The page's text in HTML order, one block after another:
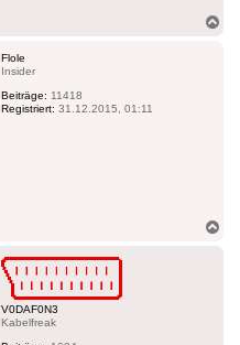
Flole
Insider
Beiträge: 11418
Registriert: 31.12.2015, 01:11
V0DAF0N3
Kabelfreak